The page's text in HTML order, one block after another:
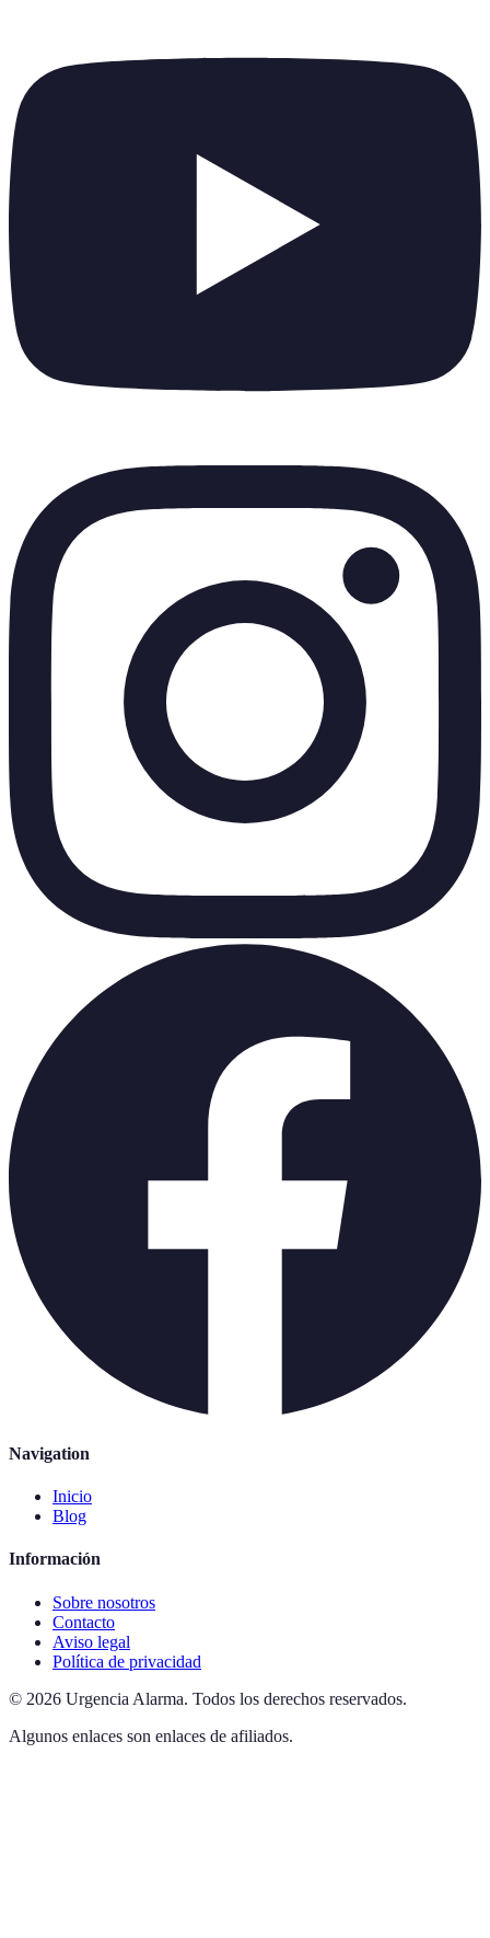
Navigation
Inicio
Blog
Información
Sobre nosotros
Contacto
Aviso legal
Política de privacidad
© 2026 Urgencia Alarma. Todos los derechos reservados.
Algunos enlaces son enlaces de afiliados.